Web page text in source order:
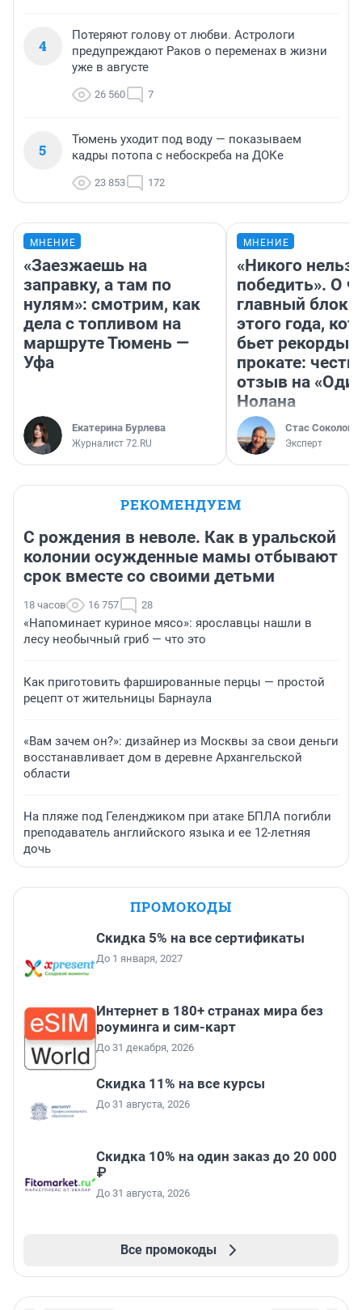
4
Потеряют голову от любви. Астрологи
предупреждают Раков о переменах в жизни
уже в августе
26 560 7
5
Тюмень уходит под воду — показываем
кадры потопа с небоскреба на ДОКе
23 853 172
МНЕНИЕ
«Заезжаешь на
заправку, а там по
нулям»: смотрим, как
дела с топливом на
маршруте Тюмень —
Уфа
Екатерина Бурлева
Журналист 72.RU
МНЕНИЕ
«Никого нельзя
победить». О
главный
этого года,
бьет рекорды в
прокате:
отзыв на
Нолана
Стас Соколов
Эксперт
РЕКОМЕНДУЕМ
С рождения в неволе. Как в уральской
колонии осужденные мамы отбывают
срок вместе со своими детьми
18 часов 16 757 28
«Напоминает куриное мясо»: ярославцы нашли в
лесу необычный гриб — что это
Как приготовить фаршированные перцы — простой
рецепт от жительницы Барнаула
«Вам зачем он?»: дизайнер из Москвы за свои деньги
восстанавливает дом в деревне Архангельской
области
На пляже под Геленджиком при атаке БПЛА погибли
преподаватель английского языка и ее 12-летняя
дочь
ПРОМОКОДЫ
Скидка 5% на все сертификаты
До 1 января, 2027
Интернет в 180+ странах мира без
роуминга и сим-карт
До 31 декабря, 2026
Скидка 11% на все курсы
До 31 августа, 2026
Скидка 10% на один заказ до 20 000
₽
До 31 августа, 2026
Все промокоды